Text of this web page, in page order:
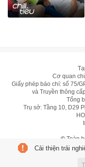
Cơ quan
Giấy phép báo chí: số 75/
và Truyền thông
Tổng
Trụ sở: Tầng 10, D29
© Toàn
Cải thiện trải